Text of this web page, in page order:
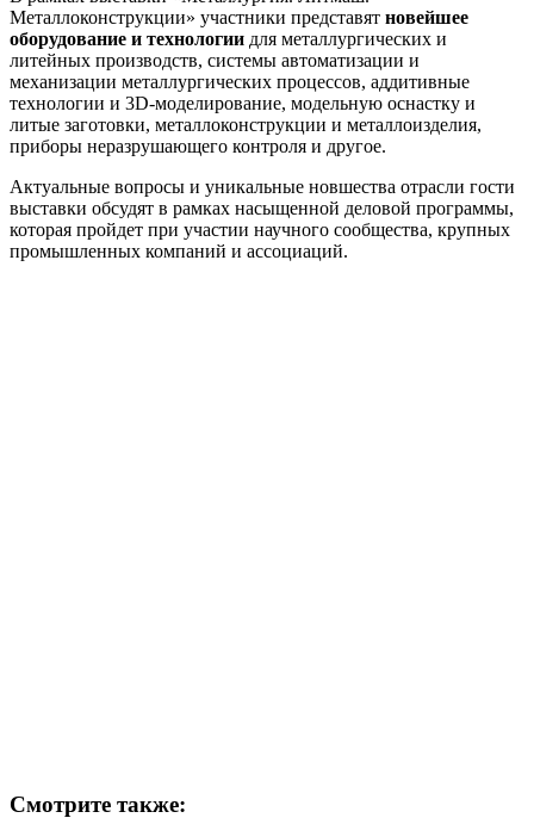
Металлоконструкции» участники представят новейшее
оборудование и технологии для металлургических и
литейных производств, системы автоматизации и
механизации металлургических процессов, аддитивные
технологии и 3D-моделирование, модельную оснастку и
литые заготовки, металлоконструкции и металлоизделия,
приборы неразрушающего контроля и другое.
Актуальные вопросы и уникальные новшества отрасли гости
выставки обсудят в рамках насыщенной деловой программы,
которая пройдет при участии научного сообщества, крупных
промышленных компаний и ассоциаций.
Смотрите также: